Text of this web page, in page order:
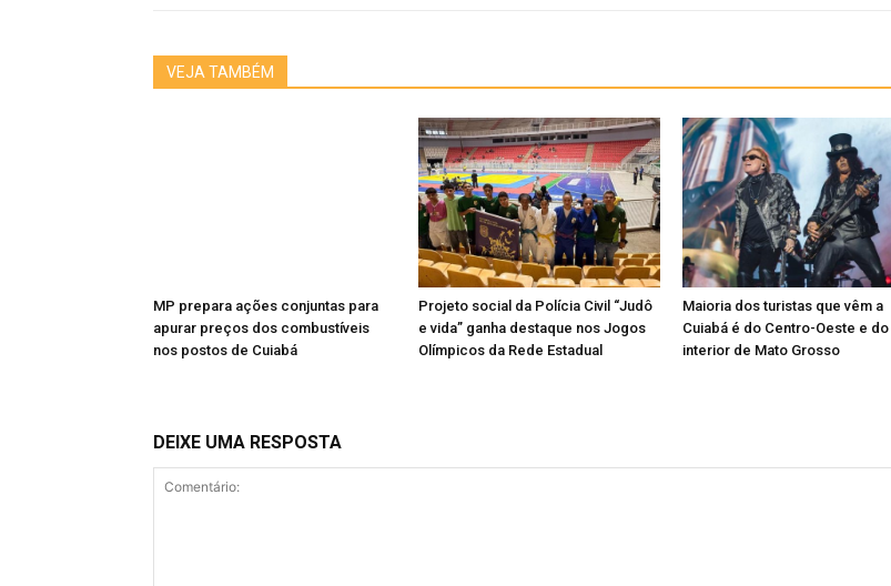
VEJA TAMBÉM
MP prepara ações conjuntas para
apurar preços dos combustíveis
nos postos de Cuiabá
Projeto social da Polícia Civil “Judô
e vida” ganha destaque nos Jogos
Olímpicos da Rede Estadual
Maioria dos turistas que vêm a
Cuiabá é do Centro-Oeste e do
interior de Mato Grosso
DEIXE UMA RESPOSTA